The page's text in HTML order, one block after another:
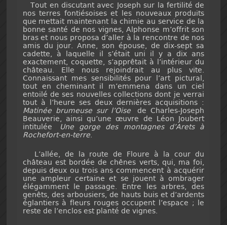
Tout en discutant avec Joseph sur la fertilité de
nos terres fontiésoises et les nouveaux produits
que mettait maintenant la chimie au service de la
bonne santé de nos vignes, Alphonse m’offrit son
bras et nous proposa d’aller à la rencontre de nos
amis du jour. Anne, son épouse, de dix-sept sa
cadette, à laquelle il s’était uni il y a dix ans
exactement, coquette, s’apprêtait à l’intérieur du
château. Elle nous rejoindrait au plus vite.
Connaissant mes sensibilités pour l’art pictural,
tout en cheminant il m’emmena dans un ciel
entoilé de ses nouvelles collections dont je verrai
tout à l’heure ses deux dernières acquisitions :
Matinée brumeuse sur l’Oise de Charles-Joseph
Beauverie, ainsi qu’une œuvre de Léon Joubert
intitulée
Une gorge des montagnes d’Arets à
Rochefort-en-terre.
L’allée, de la route de Floure à la cour du
château est bordée de chênes verts, qui, ma foi,
depuis deux ou trois ans commencent à acquérir
une ampleur certaine et se jouent à ombrager
élégamment le passage. Entre les arbres, des
genêts, des arbousiers, de hauts buis et d’ardents
églantiers à fleurs rouges occupent l’espace ; le
reste de l’enclos est planté de vignes.